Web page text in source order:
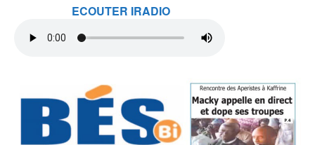
ECOUTER IRADIO